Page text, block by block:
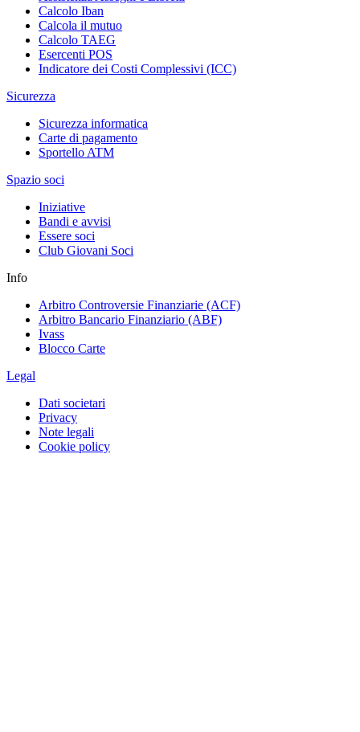
Calcolo Iban
Calcola il mutuo
Calcolo TAEG
Esercenti POS
Indicatore dei Costi Complessivi (ICC)
Sicurezza
Sicurezza informatica
Carte di pagamento
Sportello ATM
Spazio soci
Iniziative
Bandi e avvisi
Essere soci
Club Giovani Soci
Info
Arbitro Controversie Finanziarie (ACF)
Arbitro Bancario Finanziario (ABF)
Ivass
Blocco Carte
Legal
Dati societari
Privacy
Note legali
Cookie policy